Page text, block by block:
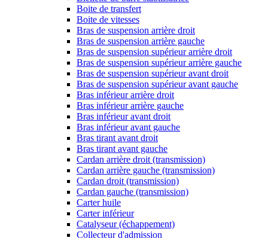
Boite de transfert
Boite de vitesses
Bras de suspension arrière droit
Bras de suspension arrière gauche
Bras de suspension supérieur arrière droit
Bras de suspension supérieur arrière gauche
Bras de suspension supérieur avant droit
Bras de suspension supérieur avant gauche
Bras inférieur arrière droit
Bras inférieur arrière gauche
Bras inférieur avant droit
Bras inférieur avant gauche
Bras tirant avant droit
Bras tirant avant gauche
Cardan arrière droit (transmission)
Cardan arrière gauche (transmission)
Cardan droit (transmission)
Cardan gauche (transmission)
Carter huile
Carter inférieur
Catalyseur (échappement)
Collecteur d'admission